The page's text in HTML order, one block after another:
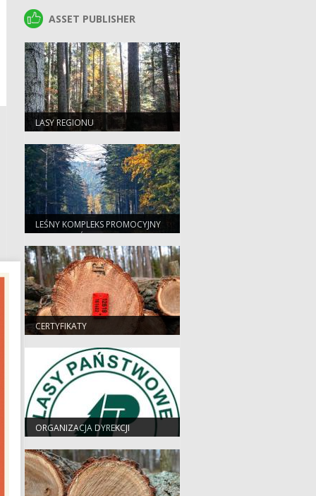
ASSET PUBLISHER
ASSET PUBLISHER
LASY REGIONU
LEŚNY KOMPLEKS PROMOCYJNY
"PUSZCZA ŚWIĘTOKRZYSKA"
CERTYFIKATY
ORGANIZACJA DYREKCJI